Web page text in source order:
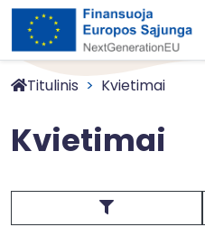
Titulinis Kvietimai
Kvietimai